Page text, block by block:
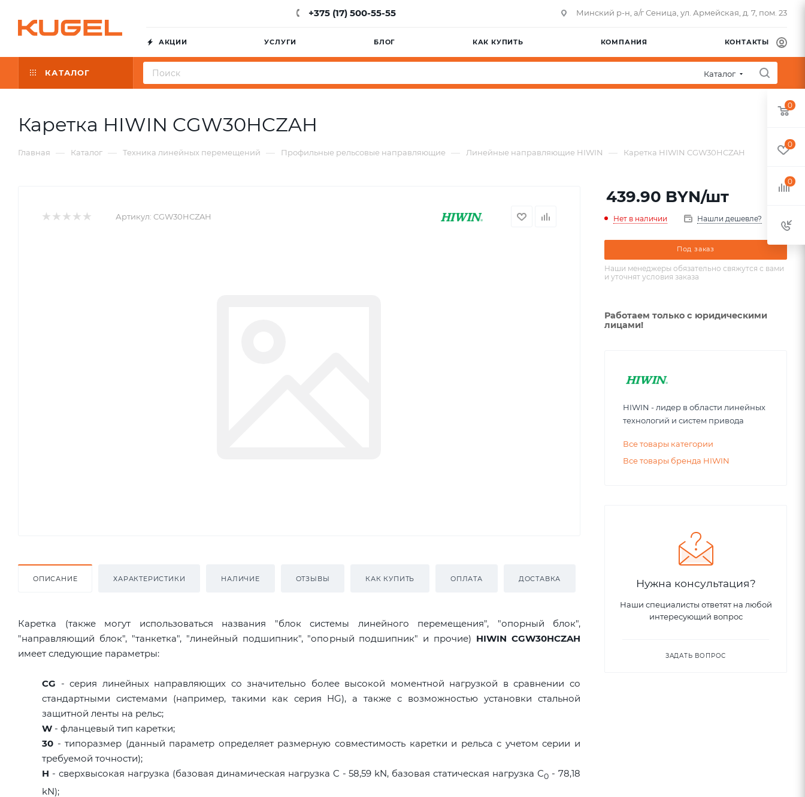
+375 (17) 500-55-55 Минский р-н, а/г Сеница, ул. Армейская, д. 7, пом. 23
АКЦИИ УСЛУГИ БЛОГ КАК КУПИТЬ КОМПАНИЯ КОНТАКТЫ
КАТАЛОГ Каталог
Каретка HIWIN CGW30HCZAH
Главная — Каталог — Техника линейных перемещений — Профильные рельсовые направляющие — Линейные направляющие HIWIN — Каретка HIWIN CGW30HCZAH
Артикул: CGW30HCZAH
ОПИСАНИЕ ХАРАКТЕРИСТИКИ НАЛИЧИЕ ОТЗЫВЫ КАК КУПИТЬ ОПЛАТА ДОСТАВКА
Каретка (также могут использоваться названия "блок системы линейного перемещения", "опорный блок",
"направляющий блок", "танкетка", "линейный подшипник", "опорный подшипник" и прочие) HIWIN CGW30HCZAH
имеет следующие параметры:
CG - серия линейных направляющих со значительно более высокой моментной нагрузкой в сравнении со
стандартными системами (например, такими как серия HG), а также с возможностью установки стальной
защитной ленты на рельс;
W - фланцевый тип каретки;
30 - типоразмер (данный параметр определяет размерную совместимость каретки и рельса с учетом серии и
требуемой точности);
H - сверхвысокая нагрузка (базовая динамическая нагрузка C - 58,59 kN, базовая статическая нагрузка С0 - 78,18
kN);
439.90 BYN/шт
Нет в наличии Нашли дешевле?
Под заказ
Наши менеджеры обязательно свяжутся с вами
и уточнят условия заказа
Работаем только с юридическими
лицами!
HIWIN - лидер в области линейных
технологий и систем привода
Все товары категории
Все товары бренда HIWIN
Нужна консультация?
Наши специалисты ответят на любой
интересующий вопрос
ЗАДАТЬ ВОПРОС
0
0
0